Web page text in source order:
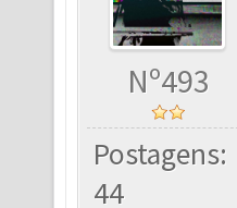
Nº493
Postagens:
44